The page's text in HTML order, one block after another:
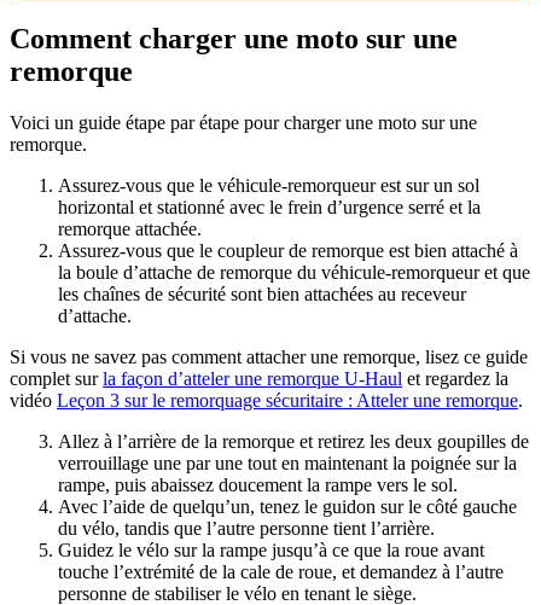
Comment charger une moto sur une
remorque
Voici un guide étape par étape pour charger une moto sur une
remorque.
Assurez-vous que le véhicule-remorqueur est sur un sol
horizontal et stationné avec le frein d’urgence serré et la
remorque attachée.
Assurez-vous que le coupleur de remorque est bien attaché à
la boule d’attache de remorque du véhicule-remorqueur et que
les chaînes de sécurité sont bien attachées au receveur
d’attache.
Si vous ne savez pas comment attacher une remorque, lisez ce guide
complet surla façon d’atteler une remorque U-Haul et regardez la
vidéo Leçon 3 sur le remorquage sécuritaire : Atteler une remorque.
Allez à l’arrière de la remorque et retirez les deux goupilles de
verrouillage une par une tout en maintenant la poignée sur la
rampe, puis abaissez doucement la rampe vers le sol.
Avec l’aide de quelqu’un, tenez le guidon sur le côté gauche
du vélo, tandis que l’autre personne tient l’arrière.
Guidez le vélo sur la rampe jusqu’à ce que la roue avant
touche l’extrémité de la cale de roue, et demandez à l’autre
personne de stabiliser le vélo en tenant le siège.